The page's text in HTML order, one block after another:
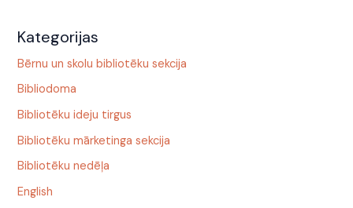
Kategorijas
Bērnu un skolu bibliotēku sekcija
Bibliodoma
Bibliotēku ideju tirgus
Bibliotēku mārketinga sekcija
Bibliotēku nedēļa
English